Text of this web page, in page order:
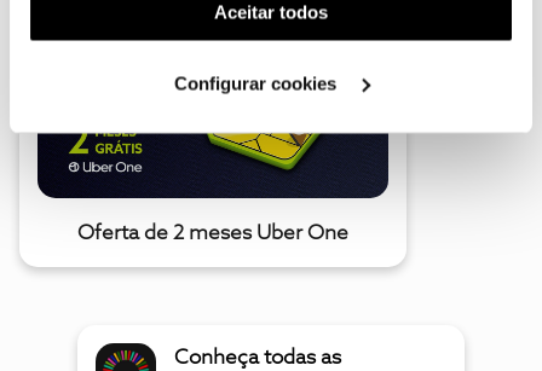
(cookies de publicidade personalizada). Pode gerir a
utilização dos cookies clicando em "Configurar
Aceitar todos
Configurar cookies
Oferta de 2 meses Uber One
Conheça todas as